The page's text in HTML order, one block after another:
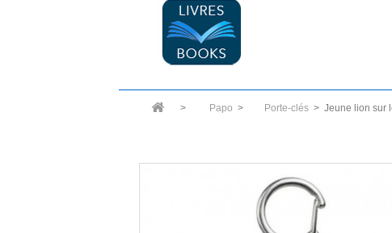
> Papo > Porte-clés > Jeune lion sur